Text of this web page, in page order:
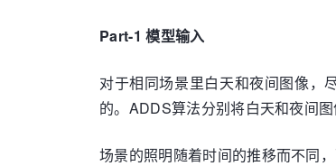
Part-1 模型输入
对于相同场景里白天和夜间图像，
的。ADDS算法分别将白天和夜间
场景的照明随着时间的推移而不同